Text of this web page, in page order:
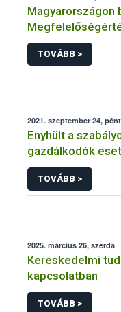
Magyarországon
TOVÁBB >
2021. szeptember 24,
Enyhült a
gazdálkodók
TOVÁBB >
2025. március 26, szerda
Kereskedelmi
kapcsolatban
TOVÁBB >